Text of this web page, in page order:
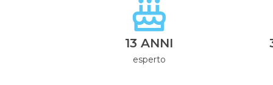
13 ANNI
esperto